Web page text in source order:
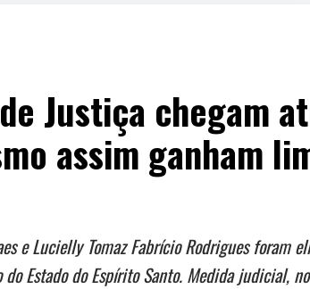
Justiça chegam
assim ganham
e Lucielly Tomaz Fabrício Rodrigues foram
Estado do Espírito Santo. Medida judicial,